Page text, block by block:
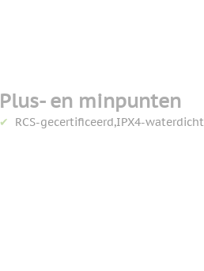
Plus- en minpunten
RCS-gecertificeerd,IPX4-waterdicht